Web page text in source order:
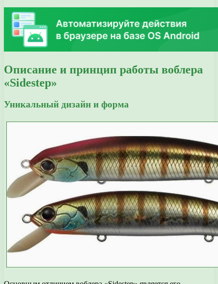
Описание и принцип работы воблера
«Sidestep»
Уникальный дизайн и форма